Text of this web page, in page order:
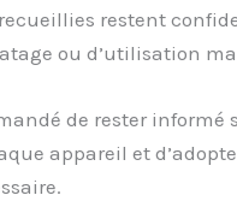
restent
ou d’utilisation
de rester informé
appareil et